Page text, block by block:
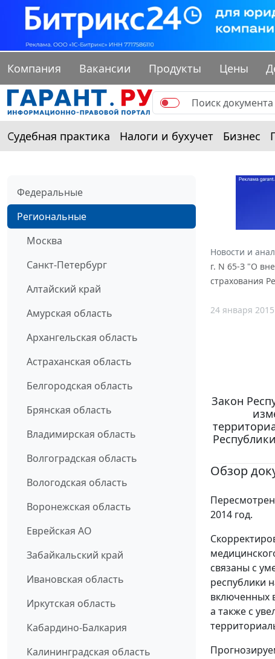
Компания Вакансии Продукты Цены
Судебная практика Налоги и бухучет Бизнес
Федеральные
Региональные
Москва
Санкт-Петербург
Алтайский край
Амурская область
Архангельская область
Астраханская область
Белгородская область
Брянская область
Владимирская область
Волгоградская область
Вологодская область
Воронежская область
Еврейская АО
Забайкальский край
Ивановская область
Иркутская область
Кабардино-Балкария
Калининградская область
Новости и
г. N 65-З "О
страхования
24 января 2015
Закон
Обзор
2014 год.
связаны с
республики
включенных
а также с